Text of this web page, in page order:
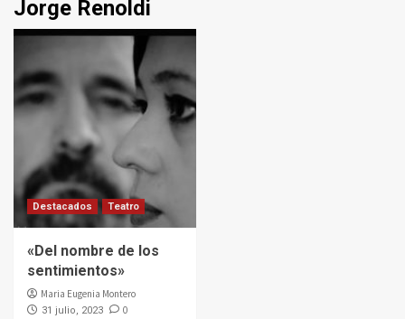
Jorge Renoldi
Destacados Teatro
«Del nombre de los
sentimientos»
Maria Eugenia Montero
31 julio, 2023 0